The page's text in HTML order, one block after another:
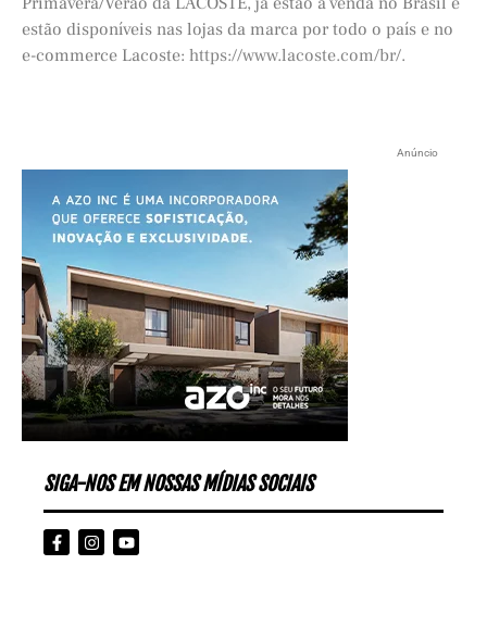
estão disponíveis nas lojas da marca por todo o país e no
e-commerce Lacoste: https://www.lacoste.com/br/.
Anúncio
SIGA-NOS EM NOSSAS MÍDIAS SOCIAIS